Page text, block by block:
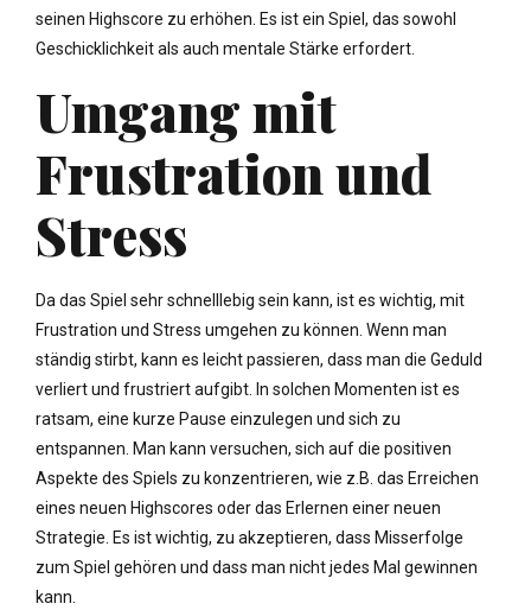
seinen Highscore zu erhöhen. Es ist ein Spiel, das sowohl
Geschicklichkeit als auch mentale Stärke erfordert.
Umgang mit
Frustration und
Stress
Da das Spiel sehr schnelllebig sein kann, ist es wichtig, mit
Frustration und Stress umgehen zu können. Wenn man
ständig stirbt, kann es leicht passieren, dass man die Geduld
verliert und frustriert aufgibt. In solchen Momenten ist es
ratsam, eine kurze Pause einzulegen und sich zu
entspannen. Man kann versuchen, sich auf die positiven
Aspekte des Spiels zu konzentrieren, wie z.B. das Erreichen
eines neuen Highscores oder das Erlernen einer neuen
Strategie. Es ist wichtig, zu akzeptieren, dass Misserfolge
zum Spiel gehören und dass man nicht jedes Mal gewinnen
kann.